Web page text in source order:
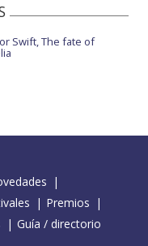
Swift, The fate of
Premios
Guía / directorio